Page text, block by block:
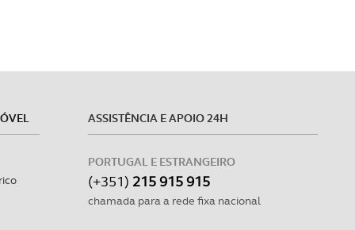
ASSISTÊNCIA E APOIO 24H
PORTUGAL E ESTRANGEIRO
(+351) 215 915 915
chamada para a rede fixa nacional